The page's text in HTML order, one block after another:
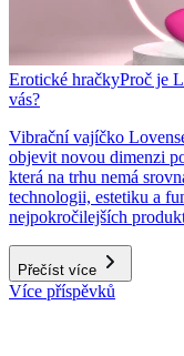
Erotické hračkyProč je
vás?
Vibrační vajíčko
objevit novou dimenzi
která na trhu nemá
technologii, estetiku a
nejpokročilejších
Přečíst více
Více příspěvků